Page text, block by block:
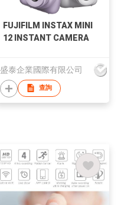
FUJIFILM INSTAX MINI
12 INSTANT CAMERA
盛泰企業國際有限公司
查詢